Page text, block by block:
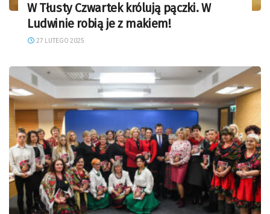
W Tłusty Czwartek królują pączki. W
Ludwinie robią je z makiem!
27 LUTEGO 2025